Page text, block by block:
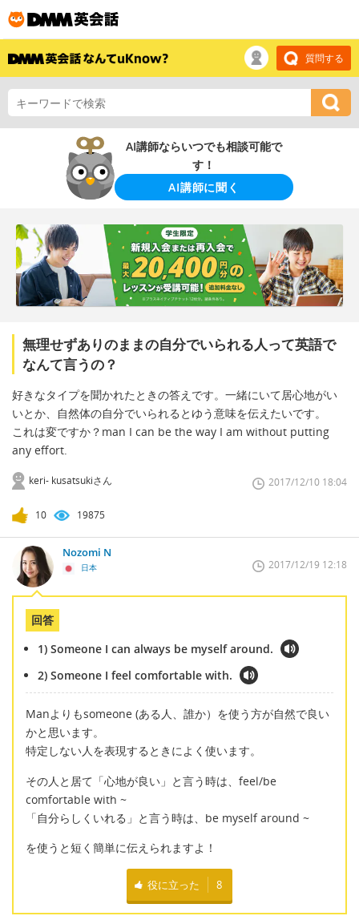
質問する
AI講師ならいつでも相談可能で
す！
AI講師に聞く
無理せずありのままの自分でいられる人って英語で
なんて言うの？
好きなタイプを聞かれたときの答えです。一緒にいて居心地がい
いとか、自然体の自分でいられるとゆう意味を伝えたいです。
これは変ですか？man I can be the way I am without putting
any effort.
keri- kusatsukiさん 2017/12/10 18:04
10 19875
Nozomi N
日本 2017/12/19 12:18
回答
1) Someone I can always be myself around.
2) Someone I feel comfortable with.
Manよりもsomeone (ある人、誰か）を使う方が自然で良い
かと思います。
特定しない人を表現するときによく使います。
その人と居て「心地が良い」と言う時は、feel/be
comfortable with ~
「自分らしくいれる」と言う時は、be myself around ~
を使うと短く簡単に伝えられますよ！
役に立った 8